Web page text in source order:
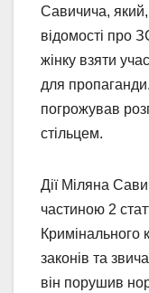
Савичича,
відомості про
жінку взяти
для
погрожував
стільцем.
Дії Міляна
частиною 2
Кримінального
законів та
він порушив